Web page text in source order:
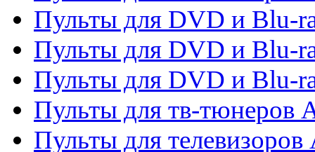
Пульты для DVD и Blu-
Пульты для DVD и Blu-
Пульты для DVD и Blu-
Пульты для тв-тюнеров
Пульты для телевизоров